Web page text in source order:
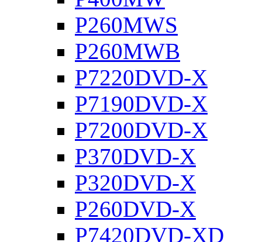
P260MWS
P260MWB
P7220DVD-X
P7190DVD-X
P7200DVD-X
P370DVD-X
P320DVD-X
P260DVD-X
P7420DVD-XD